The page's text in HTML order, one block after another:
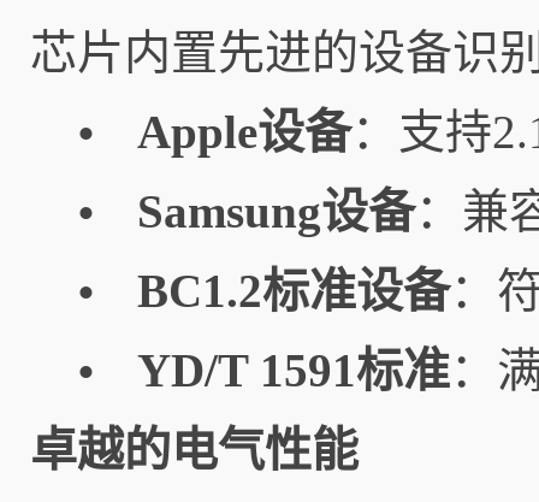
芯片内置先进的设备识
• Apple设备：支持
• Samsung设备：兼
• BC1.2标准设备：
• YD/T 1591标准：
卓越的电气性能